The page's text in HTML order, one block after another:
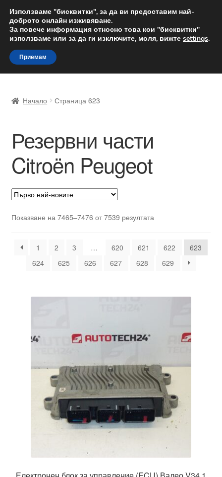
ДОСТАВКА от 12 лв.
Доставка по целия свят
Skip
to
navigation
Skip
to
content
Доставка по целия свят
Жалби
За нас
Количка
Контакт
Плащанията
Процедура за рекламации
Разгледайте
Транспорт
Начало Страница 623
Резервни части
Citroën Peugeot
Показване на 7465–7476 от 7539 резултатаSorted
1
2 3 … 620 621 622
623
624
625 626 627 628 629
Използваме "бисквитки", за да ви предоставим най-
доброто онлайн изживяване.
За повече информация относно това кои "бисквитки"
използваме или за да ги изключите, моля, вижте settings.
Приемам